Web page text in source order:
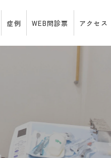
症例 WEB問診票 アクセス